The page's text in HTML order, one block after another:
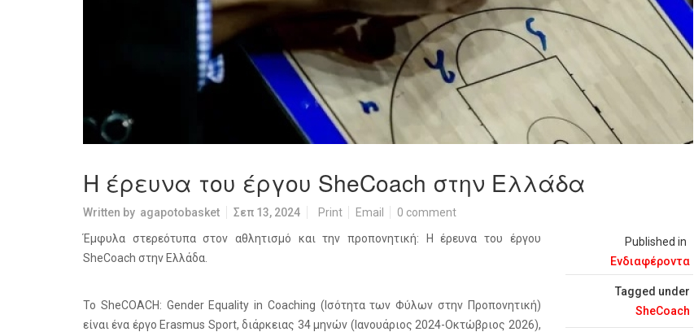
H έρευνα του έργου SheCoach στην Ελλάδα
Written by agapotobasket Σεπ 13, 2024 Print Email 0 comment
Published in
Ενδιαφέροντα
Tagged under
SheCoach
Έμφυλα στερεότυπα στον αθλητισμό και την προπονητική: H έρευνα του έργου
SheCoach στην Ελλάδα.
Το SheCOACH: Gender Equality in Coaching (Ισότητα των Φύλων στην Προπονητική)
είναι ένα έργο Erasmus Sport, διάρκειας 34 μηνών (Ιανουάριος 2024-Οκτώβριος 2026),